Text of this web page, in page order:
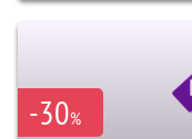
-30%